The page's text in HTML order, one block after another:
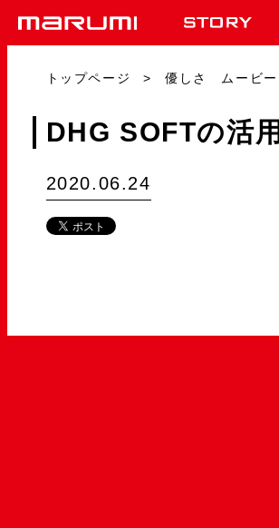
トップページ 優しさ ムービー
DHG SOFTの活用
2020.06.24